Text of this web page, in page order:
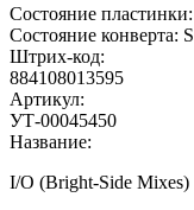
Состояние пластинки:
Состояние конверта: S
Штрих-код:
884108013595
Артикул:
УТ-00045450
Название:
I/O (Bright-Side Mixes)